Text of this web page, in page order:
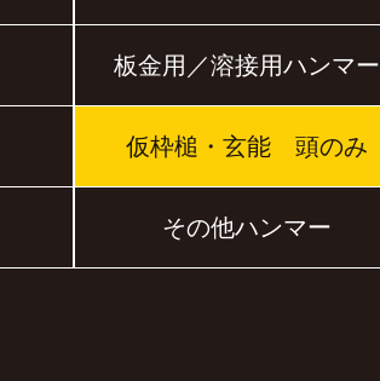
板金用／溶接用ハンマー
仮枠槌・玄能 頭のみ
その他ハンマー